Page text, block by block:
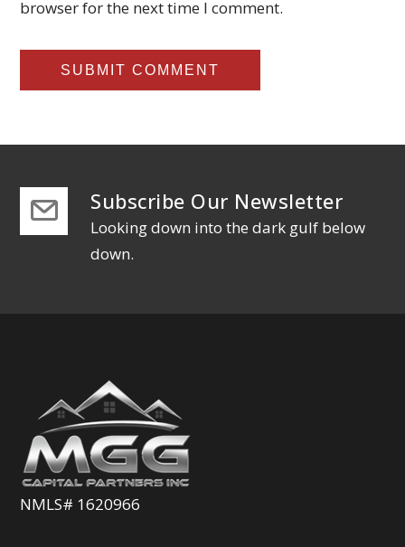
browser for the next time I comment.
Subscribe Our Newsletter
Looking down into the dark gulf below
down.
NMLS# 1620966